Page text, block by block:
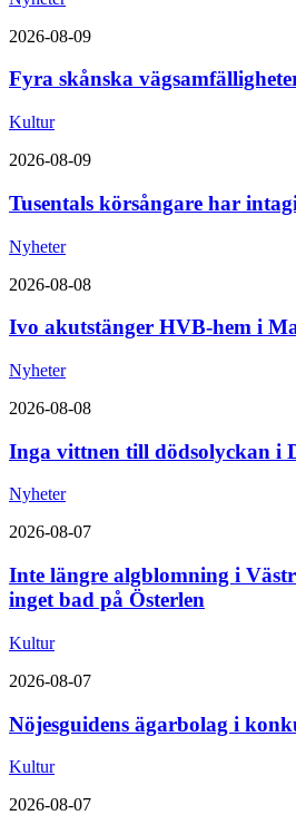
2026-08-09
Fyra skånska
Kultur
2026-08-09
Tusentals körsångare har
Nyheter
2026-08-08
Ivo akutstänger HVB-hem i
Nyheter
2026-08-08
Inga vittnen till dödsolyckan i
Nyheter
2026-08-07
Inte längre algblomning i
inget bad på Österlen
Kultur
2026-08-07
Nöjesguidens ägarbolag i
Kultur
2026-08-07